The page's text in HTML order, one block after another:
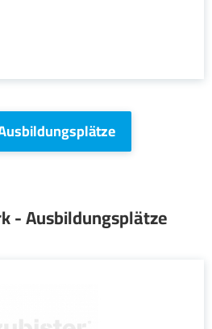
- Ausbildungsplätze